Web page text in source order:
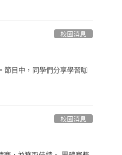
校園消息
節目中，同學們分享學習咖
校園消息